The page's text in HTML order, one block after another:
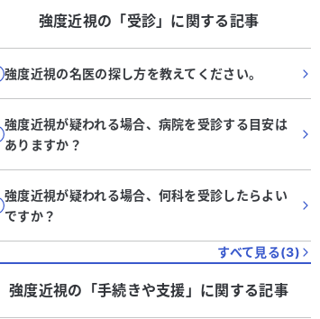
強度近視の「受診」に関する記事
強度近視の名医の探し方を教えてください。
強度近視が疑われる場合、病院を受診する目安は
ありますか？
強度近視が疑われる場合、何科を受診したらよい
ですか？
すべて見る(3)
強度近視の「手続きや支援 」に関する記事